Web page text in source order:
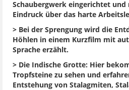
Schaubergwerk eingerichtet und
Eindruck über das harte
> Bei der Sprengung wird die
Höhlen in einem Kurzfilm mit
Sprache erzählt.
> Die Indische Grotte: Hier
Tropfsteine zu sehen und
Entstehung von Stalagmiten,